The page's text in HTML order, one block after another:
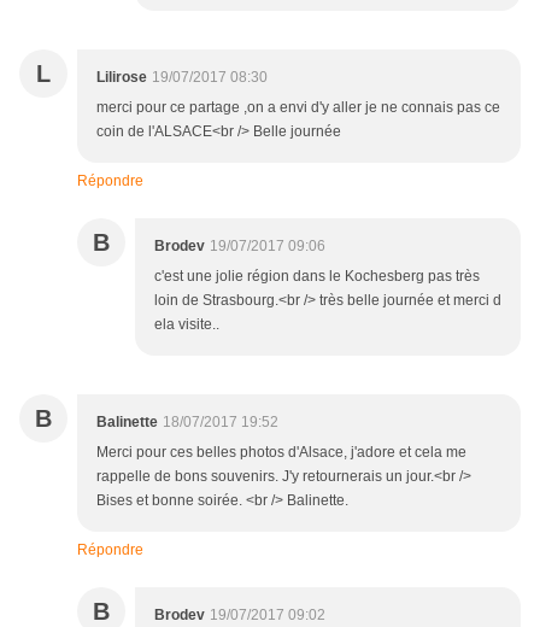
L Lilirose 19/07/2017 08:30
merci pour ce partage ,on a envi d'y aller je ne connais pas ce
coin de l'ALSACE<br /> Belle journée
Répondre
B Brodev 19/07/2017 09:06
c'est une jolie région dans le Kochesberg pas très
loin de Strasbourg.<br /> très belle journée et merci d
ela visite..
B Balinette 18/07/2017 19:52
Merci pour ces belles photos d'Alsace, j'adore et cela me
rappelle de bons souvenirs. J'y retournerais un jour.<br />
Bises et bonne soirée. <br /> Balinette.
Répondre
B Brodev 19/07/2017 09:02